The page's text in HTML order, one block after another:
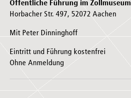
Öffentliche Führung im Zollmuseum
Horbacher Str. 497, 52072 Aachen
Mit Peter Dinninghoff
Eintritt und Führung kostenfrei
Ohne Anmeldung